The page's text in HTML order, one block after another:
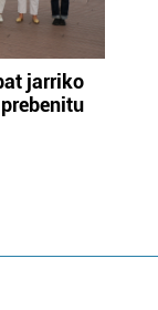
jarriko